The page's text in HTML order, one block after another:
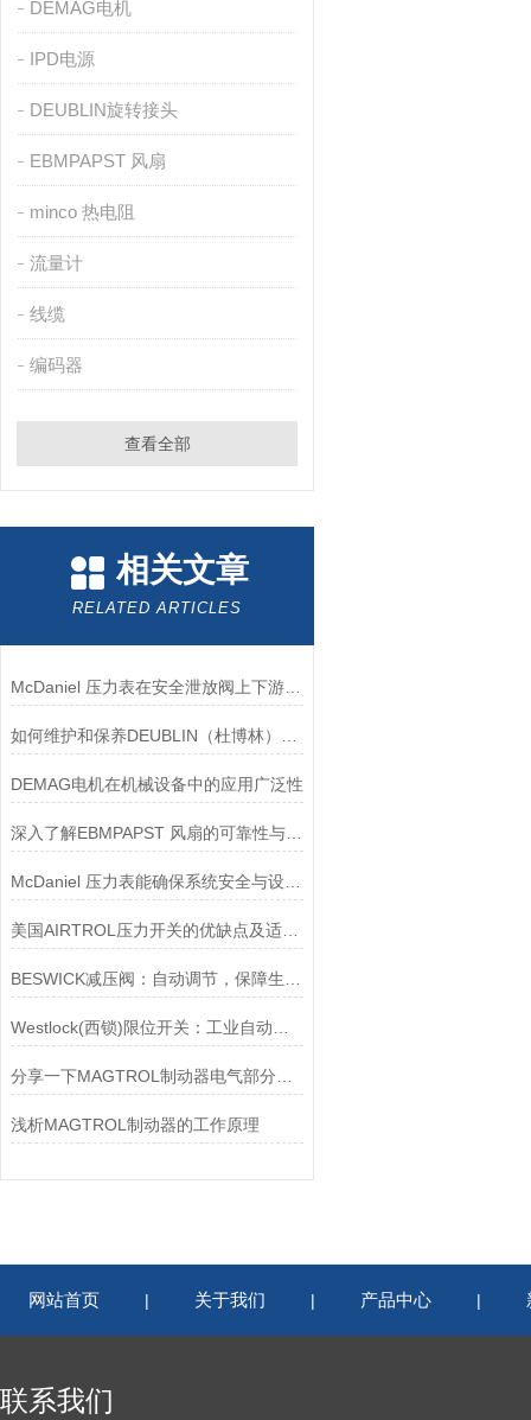
DEMAG电机
IPD电源
DEUBLIN旋转接头
EBMPAPST 风扇
minco 热电阻
流量计
线缆
编码器
查看全部
相关文章
RELATED ARTICLES
McDaniel 压力表在安全泄放阀上下游压力监测中的应用
DEMAG电机在机械设备中的应用广泛性
深入了解EBMPAPST 风扇的可靠性与耐用性
McDaniel 压力表能确保系统安全与设备寿命延长
美国AIRTROL压力开关的优缺点及适用范围讲解
浅析MAGTROL制动器的工作原理
网站首页 | 关于我们 | 产品中心 |
联系我们